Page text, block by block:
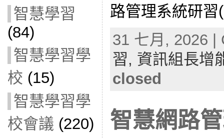
智慧學習
(84)
智慧學習學
校 (15)
智慧學習學
校會議 (220)
路管理系統研習
31 七月, 2026
習, 資訊組長增
closed
智慧網路